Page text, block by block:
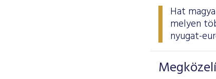
Hat
melyen
nyugat-